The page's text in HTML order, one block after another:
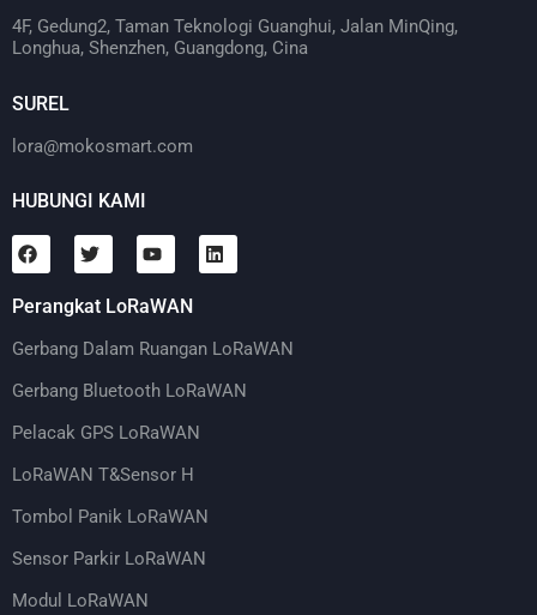
4F, Gedung2, Taman Teknologi Guanghui, Jalan MinQing,
Longhua, Shenzhen, Guangdong, Cina
SUREL
lora@mokosmart.com
HUBUNGI KAMI
Perangkat LoRaWAN
Gerbang Dalam Ruangan LoRaWAN
Gerbang Bluetooth LoRaWAN
Pelacak GPS LoRaWAN
LoRaWAN T&Sensor H
Tombol Panik LoRaWAN
Sensor Parkir LoRaWAN
Modul LoRaWAN